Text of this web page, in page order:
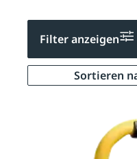
Filter anzeigen